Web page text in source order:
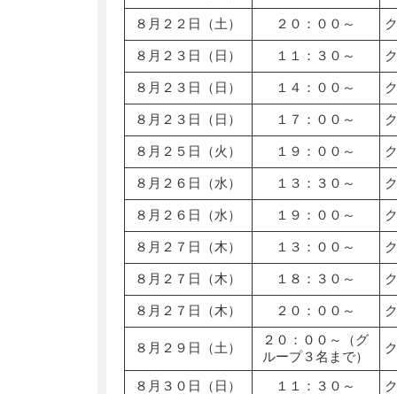
８月２２日（土） ２０：００～
８月２３日（日） １１：３０～
８月２３日（日） １４：００～
８月２３日（日） １７：００～
８月２５日（火） １９：００～
８月２６日（水） １３：３０～
８月２６日（水） １９：００～
８月２７日（木） １３：００～
８月２７日（木） １８：３０～
８月２７日（木） ２０：００～
８月２９日（土）
２０：００～（グ
ループ３名まで）
８月３０日（日） １１：３０～